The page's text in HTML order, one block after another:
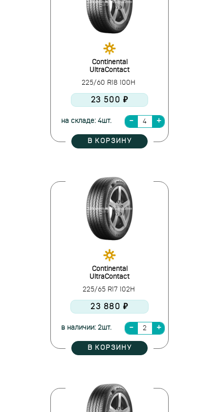
Continental
UltraContact
225/60 R18 100H
23 500 ₽
на складе: 4шт.
В КОРЗИНУ
Continental
UltraContact
225/65 R17 102H
23 880 ₽
в наличии: 2шт.
В КОРЗИНУ